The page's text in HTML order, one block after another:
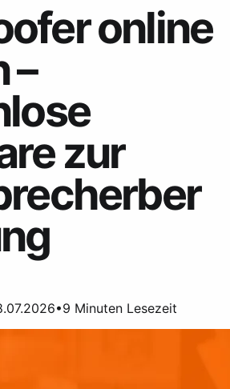
online
–
zur
•9 Minuten Lesezeit